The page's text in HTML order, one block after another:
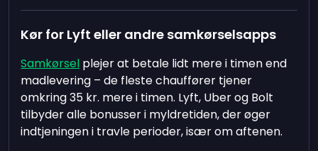
Kør for Lyft eller andre samkørselsapps
Samkørsel plejer at betale lidt mere i timen end
madlevering – de fleste chauffører tjener
omkring 35 kr. mere i timen. Lyft, Uber og Bolt
tilbyder alle bonusser i myldretiden, der øger
indtjeningen i travle perioder, især om aftenen.